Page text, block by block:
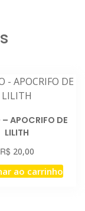
APOCRIFO DE
LILITH
R$ 20,00
ao carrinho